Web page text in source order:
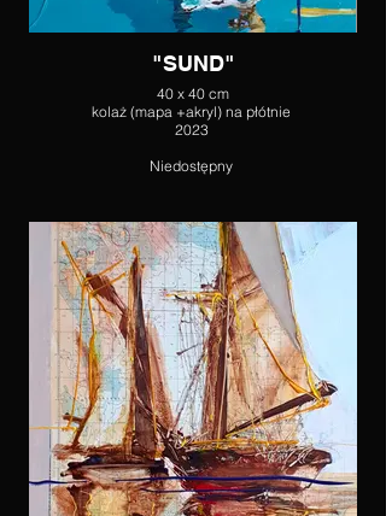
"SUND"
40 x 40 cm
kolaż (mapa +akryl) na płótnie
2023
Niedostępny